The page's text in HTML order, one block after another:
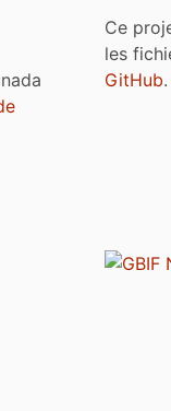
Ce
les
GitHub.